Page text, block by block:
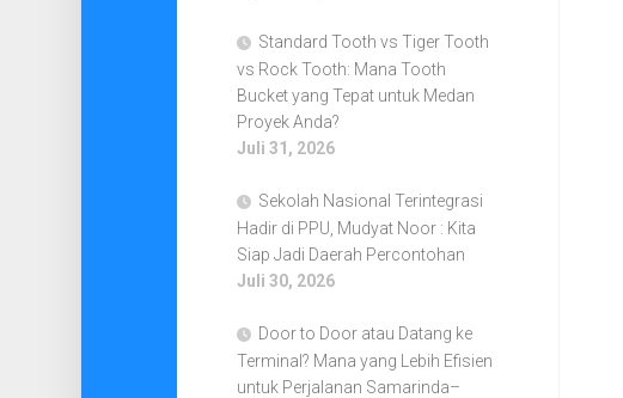
Standard Tooth vs Tiger Tooth
vs Rock Tooth: Mana Tooth
Bucket yang Tepat untuk Medan
Proyek Anda?
Juli 31, 2026
Sekolah Nasional Terintegrasi
Hadir di PPU, Mudyat Noor : Kita
Siap Jadi Daerah Percontohan
Juli 30, 2026
Door to Door atau Datang ke
Terminal? Mana yang Lebih Efisien
untuk Perjalanan Samarinda–